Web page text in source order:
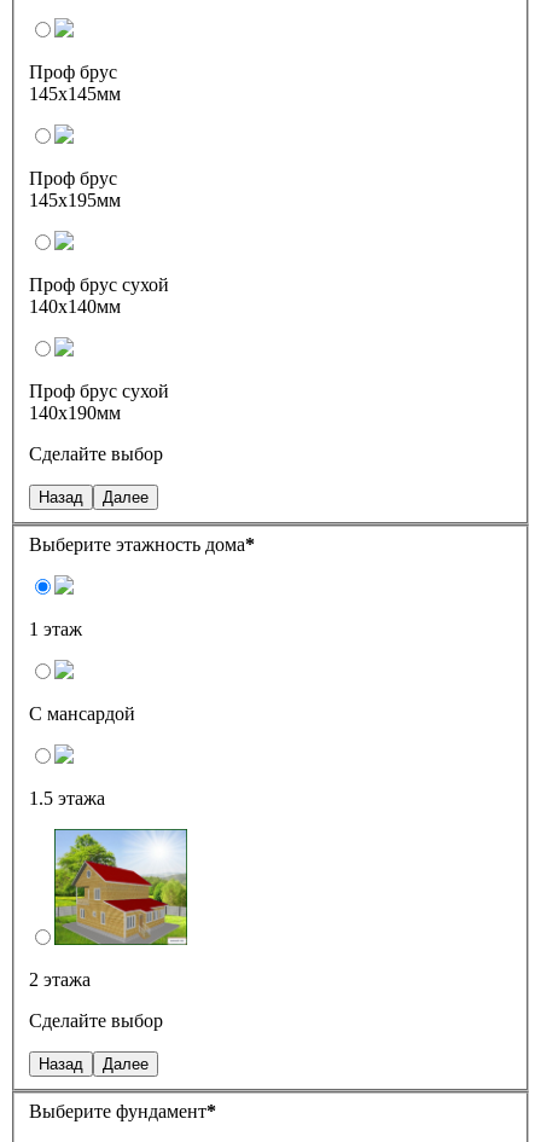
Проф брус
145х145мм
Проф брус
145х195мм
Проф брус сухой
140х140мм
Проф брус сухой
140х190мм
Сделайте выбор
Назад Далее
Выберите этажность дома*
1 этаж
С мансардой
1.5 этажа
2 этажа
Сделайте выбор
Назад Далее
Выберите фундамент*